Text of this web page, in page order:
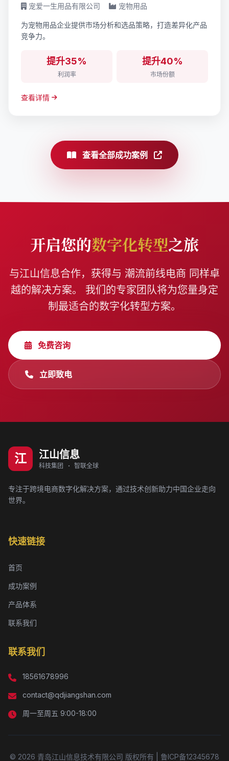
宠爱一生用品有限公司 宠物用品
为宠物用品企业提供市场分析和选品策略，打造差异化产品
竞争力。
提升35%
利润率
提升40%
市场份额
查看详情
查看全部成功案例
开启您的数字化转型之旅
与江山信息合作，获得与 潮流前线电商 同样卓
越的解决方案。 我们的专家团队将为您量身定
制最适合的数字化转型方案。
免费咨询
立即致电
江 江山信息
科技集团 · 智联全球
专注于跨境电商数字化解决方案，通过技术创新助力中国企业走向
世界。
快速链接
首页
成功案例
产品体系
联系我们
联系我们
18561678996
contact@qdjiangshan.com
周一至周五 9:00-18:00
© 2026 青岛江山信息技术有限公司 版权所有 | 鲁ICP备12345678